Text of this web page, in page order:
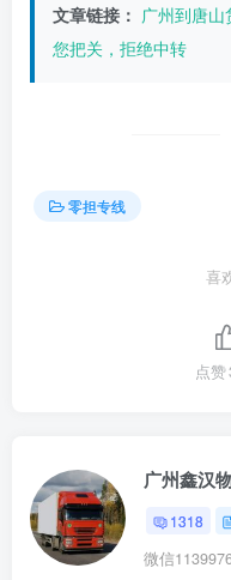
文章链接： 广州到唐
您把关，拒绝中转
零担专线
喜
点赞
广州鑫汉
1318